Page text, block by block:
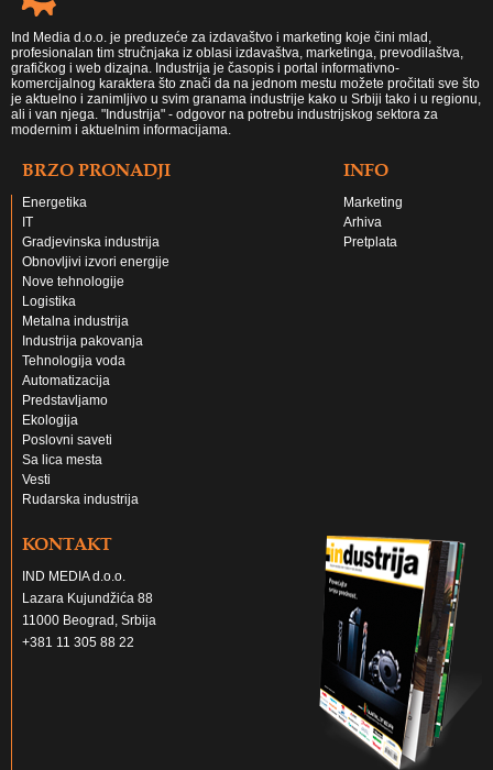
Ind Media d.o.o. je preduzeće za izdavaštvo i marketing koje čini mlad,
profesionalan tim stručnjaka iz oblasi izdavaštva, marketinga, prevodilaštva,
grafičkog i web dizajna. Industrija je časopis i portal informativno-
komercijalnog karaktera što znači da na jednom mestu možete pročitati sve što
je aktuelno i zanimljivo u svim granama industrije kako u Srbiji tako i u regionu,
ali i van njega. "Industrija" - odgovor na potrebu industrijskog sektora za
modernim i aktuelnim informacijama.
BRZO PRONADJI
Energetika
IT
Gradjevinska industrija
Obnovljivi izvori energije
Nove tehnologije
Logistika
Metalna industrija
Industrija pakovanja
Tehnologija voda
Automatizacija
Predstavljamo
Ekologija
Poslovni saveti
Sa lica mesta
Vesti
Rudarska industrija
INFO
Marketing
Arhiva
Pretplata
KONTAKT
IND MEDIA d.o.o.
Lazara Kujundžića 88
11000 Beograd, Srbija
+381 11 305 88 22